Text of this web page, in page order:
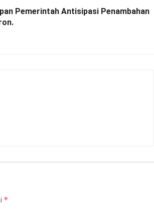
Pemerintah Antisipasi Penambahan
*